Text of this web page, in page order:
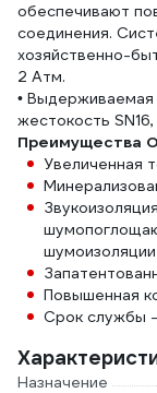
обеспечивают
соединения.
хозяйственно-
2 Атм.
• Выдерживаемая
жестокость
Преимущества
Увеличенная
шумоизоляции
Повышенная
Срок службы
Назначение